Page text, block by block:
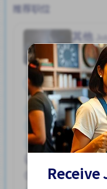
推荐职位
其他
全职
停车位 加薪
宿舍部分覆盖
提
男性首选
250,000 - 400,000/